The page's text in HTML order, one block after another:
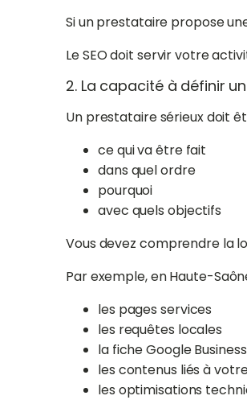
Si un prestataire propose
Le SEO doit servir votre
2. La capacité à définir
Un prestataire sérieux doit
ce qui va être fait
dans quel ordre
pourquoi
avec quels objectifs
Vous devez comprendre la
Par exemple, en Haute-
les pages services
les requêtes locales
la fiche Google
les contenus liés à
les optimisations